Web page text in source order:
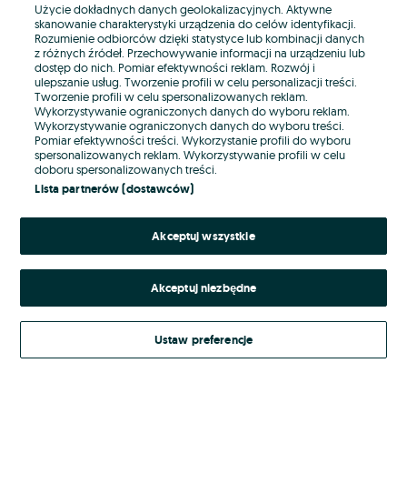
E-mail
Hasło
Nie pamiętasz hasła?
Zaloguj się
Kontynuując za pośrednictwem jednego z dostawców wskazanych powyżej,
Regulamin serwisuOLX.pl w jego aktualnym brzmieniu.
Użycie dokładnych danych geolokalizacyjnych. Aktywne
skanowanie charakterystyki urządzenia do celów identyfikacji.
Rozumienie odbiorców dzięki statystyce lub kombinacji danych
z różnych źródeł. Przechowywanie informacji na urządzeniu lub
dostęp do nich. Pomiar efektywności reklam. Rozwój i
ulepszanie usług. Tworzenie profili w celu personalizacji treści.
Tworzenie profili w celu spersonalizowanych reklam.
Wykorzystywanie ograniczonych danych do wyboru reklam.
Wykorzystywanie ograniczonych danych do wyboru treści.
Pomiar efektywności treści. Wykorzystanie profili do wyboru
spersonalizowanych reklam. Wykorzystywanie profili w celu
doboru spersonalizowanych treści.
Lista partnerów (dostawców)
Akceptuj wszystkie
Akceptuj niezbędne
Ustaw preferencje